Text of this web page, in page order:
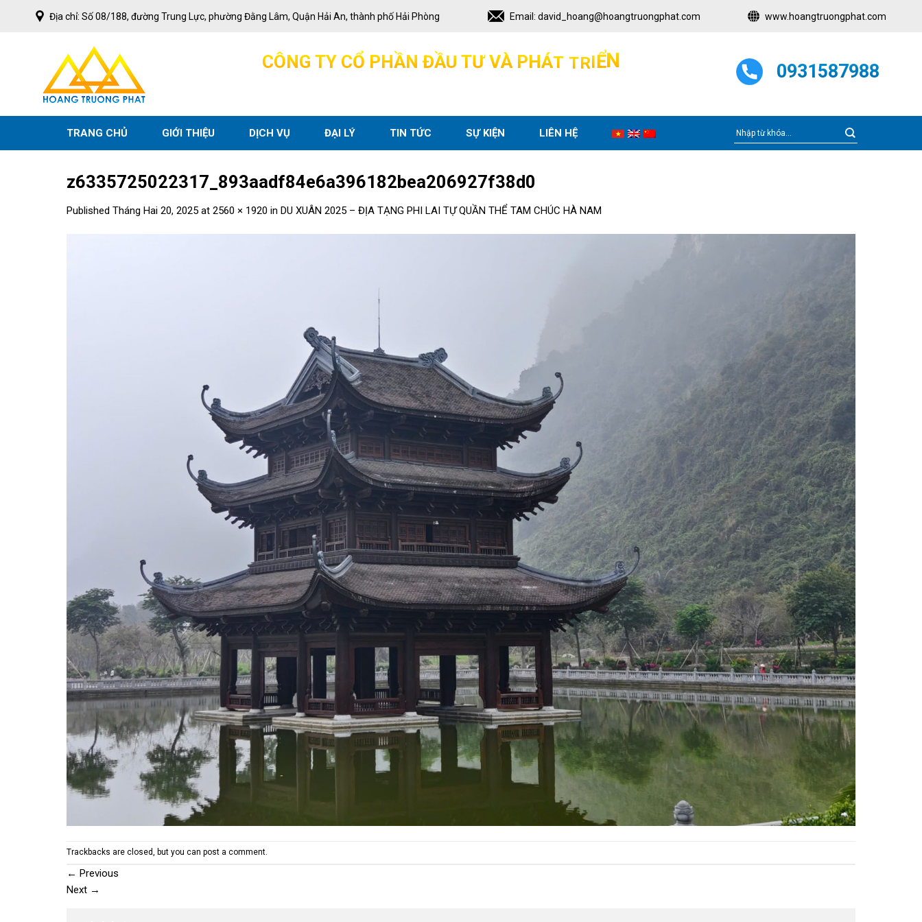
Địa chỉ: Số 08/188, đường Trung Lực, phường Đằng Lâm, Quận Hải An, thành phố Hải Phòng Email: david_hoang@hoangtruongphat.com www.hoangtruongphat.com
CÔNG TY CỔ PHẦN ĐẦU TƯ VÀ PHÁT TRIỂN 0931587988
TRANG CHỦ GIỚI THIỆU DỊCH VỤ ĐẠI LÝ TIN TỨC SỰ KIỆN LIÊN HỆ
z6335725022317_893aadf84e6a396182bea206927f38d0
Published Tháng Hai 20, 2025 at 2560 × 1920 in DU XUÂN 2025 – ĐỊA TẠNG PHI LAI TỰ QUẦN THỂ TAM CHÚC HÀ NAM
Trackbacks are closed, but you can post a comment.
← Previous
Next →